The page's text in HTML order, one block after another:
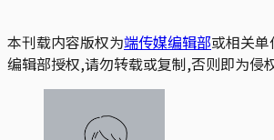
本刊载内容版权为端传媒编辑部或相关
编辑部授权,请勿转载或复制,否则即为侵权